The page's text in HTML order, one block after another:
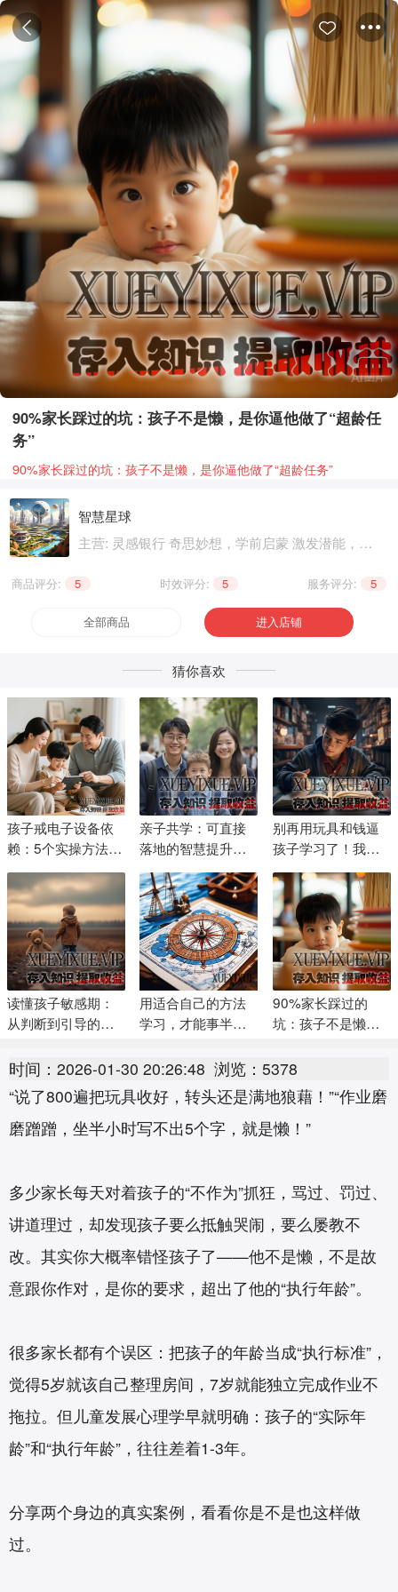
90%家长踩过的坑：孩子不是懒，是你逼他做了“超龄任
务”
90%家长踩过的坑：孩子不是懒，是你逼他做了“超龄任务”
智慧星球
主营: 灵感银行 奇思妙想，学前启蒙 激发潜能，基
精神文化
商品评分: 5 时效评分: 5 服务评分: 5
全部商品 进入店铺
猜你喜欢
孩子戒电子设备依
赖：5个实操方法
+真实家庭案例
亲子共学：可直接
落地的智慧提升实
操指南
别再用玩具和钱逼
孩子学习了！我踩
过3年坑，终于养出
主动学习的娃
读懂孩子敏感期：
从判断到引导的实
用适合自己的方法
学习，才能事半功
90%家长踩过的
坑：孩子不是懒，
任务”
时间：2026-01-30 20:26:48 浏览：5378
“说了800遍把玩具收好，转头还是满地狼藉！”“作业磨
磨蹭蹭，坐半小时写不出5个字，就是懒！”
多少家长每天对着孩子的“不作为”抓狂，骂过、罚过、
讲道理过，却发现孩子要么抵触哭闹，要么屡教不
改。其实你大概率错怪孩子了——他不是懒，不是故
意跟你作对，是你的要求，超出了他的“执行年龄”。
很多家长都有个误区：把孩子的年龄当成“执行标准”，
觉得5岁就该自己整理房间，7岁就能独立完成作业不
拖拉。但儿童发展心理学早就明确：孩子的“实际年
龄”和“执行年龄”，往往差着1-3年。
分享两个身边的真实案例，看看你是不是也这样做
过。